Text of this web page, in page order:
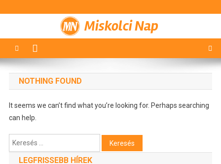
Miskolci Nap
NOTHING FOUND
It seems we can’t find what you’re looking for. Perhaps searching
can help.
Keresés:
LEGFRISSEBB HÍREK